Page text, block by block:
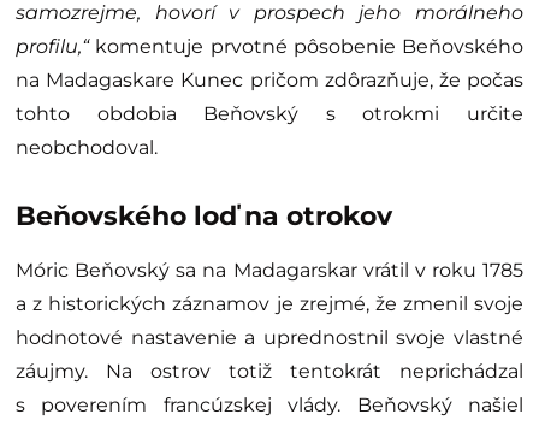
samozrejme, hovorí v prospech jeho morálneho
profilu,“komentuje prvotné pôsobenie Beňovského
na Madagaskare Kunec pričom zdôrazňuje, že počas
tohto obdobia Beňovský s otrokmi určite
neobchodoval.
Beňovského loď na otrokov
Móric Beňovský sa na Madagarskar vrátil v roku 1785
a z historických záznamov je zrejmé, že zmenil svoje
hodnotové nastavenie a uprednostnil svoje vlastné
záujmy. Na ostrov totiž tentokrát neprichádzal
s poverením francúzskej vlády. Beňovský našiel